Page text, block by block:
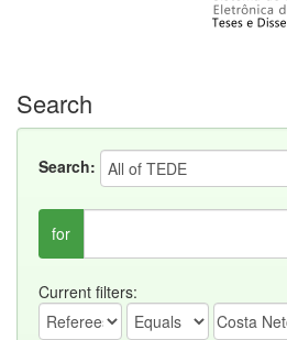
Search
Search:
for
Current filters: